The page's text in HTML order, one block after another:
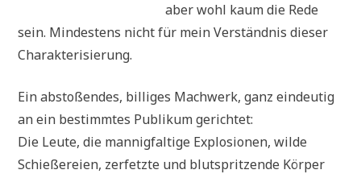
aber wohl kaum die Rede
sein. Min­de­stens nicht für mein Ver­ständ­nis die­ser
Charakterisierung.
Ein absto­ßen­des, bil­li­ges Mach­werk, ganz ein­deu­tig
an ein bestimm­tes Publi­kum gerichtet:
Die Leu­te, die man­nig­fal­ti­ge Explo­sio­nen, wil­de
Schie­ße­rei­en, zer­fetz­te und blut­sprit­zen­de Kör­per